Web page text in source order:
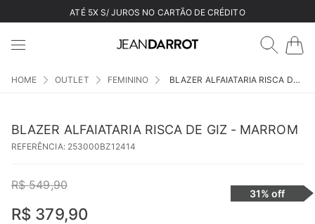
ATÉ 5X S/ JUROS NO CARTÃO DE CRÉDITO
OUTLET FEMININO BLAZER ALFAIATARIA RISCA DE GIZ - MARROM
BLAZER ALFAIATARIA RISCA DE GIZ - MARROM
REFERÊNCIA: 253000BZ12414
R$ 549,90
R$ 379,90
31% off